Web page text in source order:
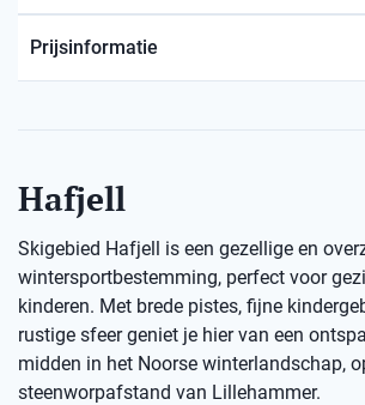
Prijsinformatie
Hafjell
Skigebied Hafjell is een gezellige en
wintersportbestemming, perfect voor
kinderen. Met brede pistes, fijne
rustige sfeer geniet je hier van een
midden in het Noorse winterlandschap,
steenworpafstand van Lillehammer.